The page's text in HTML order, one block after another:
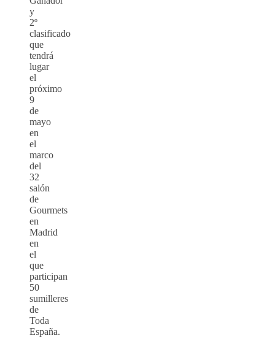
y
2º
clasificado
que
tendrá
lugar
el
próximo
9
de
mayo
en
el
marco
del
32
salón
de
Gourmets
en
Madrid
en
el
que
participan
50
sumilleres
de
Toda
España.